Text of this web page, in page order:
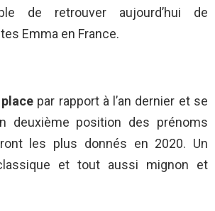
de retrouver aujourd’hui de
Emma en France.
par rapport à l’an dernier et se
deuxième position des prénoms
les plus donnés en 2020. Un
et tout aussi mignon et